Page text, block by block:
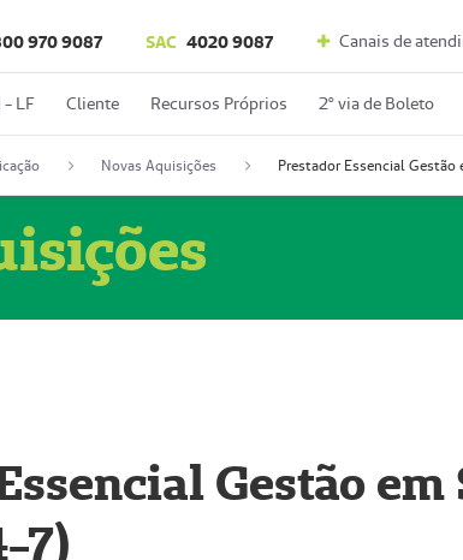
970 9087 SAC 4020 9087 Canais de
- LF Cliente Recursos Próprios 2º via de Boleto
Novas Aquisições
Gestão em
7)